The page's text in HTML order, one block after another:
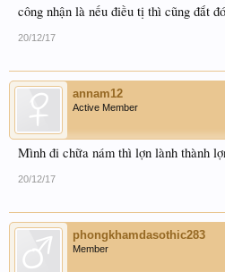
công nhận là nếu điều tị thì cũng đắt
20/12/17
annam12
Active Member
Mình đi chữa nám thì lợn lành thành
20/12/17
phongkhamdasothic283
Member